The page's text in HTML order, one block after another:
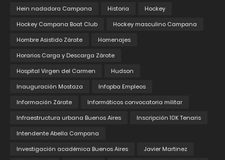
Hein nadadora Campana
Historia
Hockey
Hockey Campana Boat Club
Hockey masculino Campana
Hombre Asistido Zárate
Homenajes
Horarios Carga y Descarga Zárate
Hospital Virgen del Carmen
Hudson
Inauguración Mostaza
Infopba Empleos
Información Zárate
Informáticos convocatoria militar
Infraestructura urbana Buenos Aires
Inscripción 10K Tenaris
Intendente Abella Campana
Investigación académica Buenos Aires
Javier Martinez